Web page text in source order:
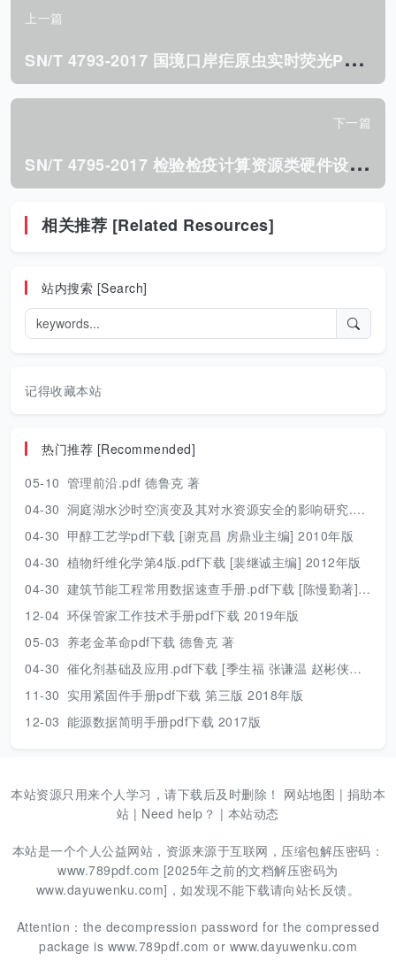
上一篇
S
N/T 4793-2017 国境口岸疟原虫实时荧光PCR检测方法.pdf
下一篇
S
N/T 4795-2017 检验检疫计算资源类硬件设施选型规范.pdf
相关推荐 [Related Resources]
站内搜索 [Search]
记得收藏本站
热门推荐 [Recommended]
05-10 管理前沿.pdf 德鲁克 著
04-30 洞庭湖水沙时空演变及其对水资源安全的影响研究.pdf 胡光伟 著 2017年版
04-30 甲醇工艺学pdf下载 [谢克昌 房鼎业主编] 2010年版
04-30 植物纤维化学第4版.pdf下载 [裴继诚主编] 2012年版
04-30 建筑节能工程常用数据速查手册.pdf下载 [陈慢勤著] 2010年版
12-04 环保管家工作技术手册pdf下载 2019年版
05-03 养老金革命pdf下载 德鲁克 著
04-30 催化剂基础及应用.pdf下载 [季生福 张谦温 赵彬侠编] 2011年版
11-30 实用紧固件手册pdf下载 第三版 2018年版
12-03 能源数据简明手册pdf下载 2017版
本站资源只用来个人学习，请下载后及时删除！ 网站地图 | 捐助本
站 | Need help？ | 本站动态
本站是一个个人公益网站，资源来源于互联网，压缩包解压密码：
www.789pdf.com [2025年之前的文档解压密码为
www.dayuwenku.com]，如发现不能下载请向站长反馈。
Attention：the decompression password for the compressed
package is www.789pdf.com or www.dayuwenku.com